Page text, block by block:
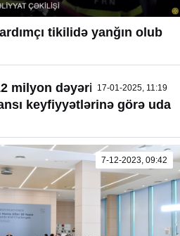
tikilidə yanğın olub
17-01-2025, 11:19
milyon dəyəri olan
keyfiyyətlərinə görə uda
7-12-2023, 09:42